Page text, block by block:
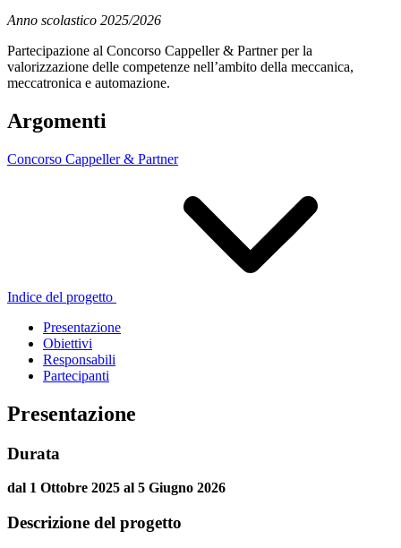
Anno scolastico 2025/2026
Partecipazione al Concorso Cappeller & Partner per la
valorizzazione delle competenze nell’ambito della meccanica,
meccatronica e automazione.
Argomenti
Concorso Cappeller & Partner
Indice del progetto
Presentazione
Obiettivi
Responsabili
Partecipanti
Presentazione
Durata
dal 1 Ottobre 2025 al 5 Giugno 2026
Descrizione del progetto